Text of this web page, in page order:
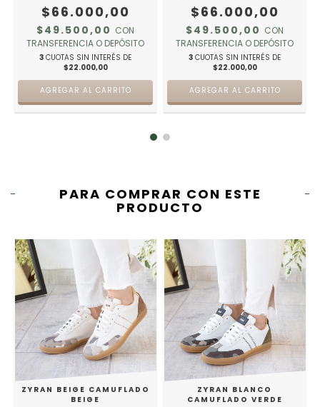
$66.000,00
$49.500,00 CON
TRANSFERENCIA O DEPÓSITO
3 CUOTAS SIN INTERÉS DE
$22.000,00
AGREGAR AL CARRITO
$66.000,00
$49.500,00 CON
TRANSFERENCIA O DEPÓSITO
3 CUOTAS SIN INTERÉS DE
$22.000,00
AGREGAR AL CARRITO
PARA COMPRAR CON ESTE
PRODUCTO
ZYRAN BEIGE CAMUFLADO
BEIGE
ZYRAN BLANCO
CAMUFLADO VERDE